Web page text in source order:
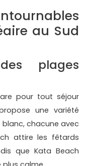
au Sud
plages
pour tout séjour
une variété
chacune avec
attire les fêtards
que Kata Beach